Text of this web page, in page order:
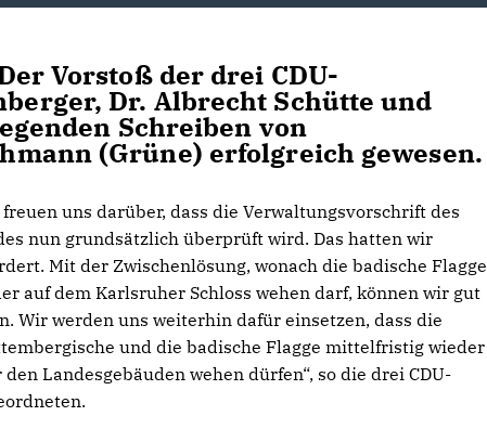
Vorstoß der drei CDU-
Dr. Albrecht Schütte und
Schreiben von
(Grüne) erfolgreich gewesen.
uns darüber, dass die Verwaltungsvorschrift des
nun grundsätzlich überprüft wird. Das hatten wir
Mit der Zwischenlösung, wonach die badische Flagge
auf dem Karlsruher Schloss wehen darf, können wir gut
Wir werden uns weiterhin dafür einsetzen, dass die
und die badische Flagge mittelfristig wieder
den Landesgebäuden wehen dürfen“, so die drei CDU-